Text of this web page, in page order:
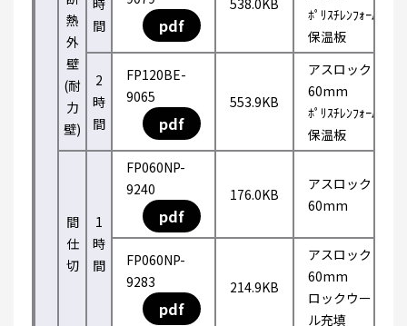
熱
外
壁
(耐
力
壁)
時
間
pdf
538.0KB
ﾎﾟﾘｽﾁﾚﾝﾌｫｰﾑ
保温板
2
時
間
FP120BE-
9065
pdf
553.9KB
アスロック
60mm
ﾎﾟﾘｽﾁﾚﾝﾌｫｰﾑ
保温板
間
仕
切
1
時
間
FP060NP-
9240
pdf
176.0KB
アスロック
60mm
FP060NP-
9283
pdf
214.9KB
アスロック
60mm
ロックウー
ル充填